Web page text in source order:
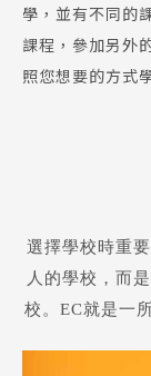
學，並有不同的
課程，參加另外
照您想要的方式
選擇學校時重
人的學校，而
校。EC就是一